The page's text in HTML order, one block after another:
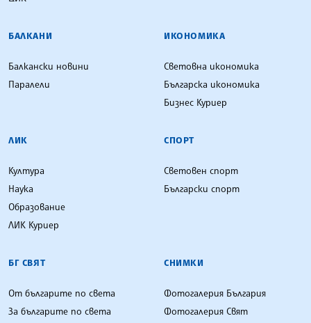
БАЛКАНИ
Балкански новини
Паралели
ИКОНОМИКА
Световна икономика
Българска икономика
Бизнес Куриер
ЛИК
Култура
Наука
Образование
ЛИК Куриер
СПОРТ
Световен спорт
Български спорт
БГ СВЯТ
От българите по света
За българите по света
СНИМКИ
Фотогалерия България
Фотогалерия Свят